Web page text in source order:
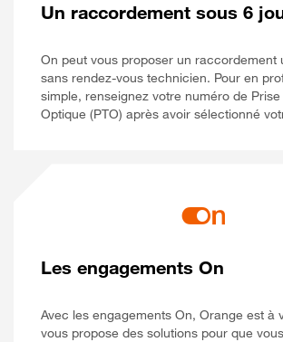
Un raccordement sous 6
On peut vous proposer un raccordement
sans rendez-vous technicien. Pour en
simple, renseignez votre numéro de Prise
Optique (PTO) après avoir sélectionné
Les engagements On
Avec les engagements On, Orange est à
vous propose des solutions pour que